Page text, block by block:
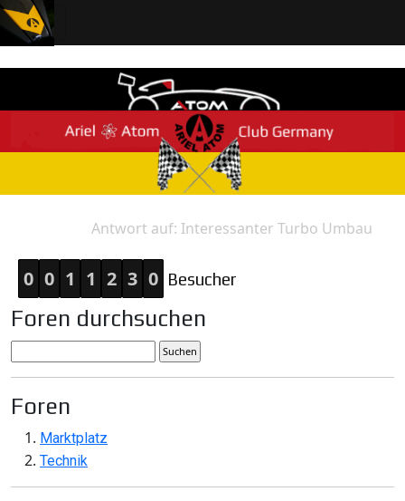
Antwort auf: Interessanter Turbo Umbau
0 0 1 1 2 3 0 Besucher
Foren durchsuchen
Foren
Marktplatz
Technik